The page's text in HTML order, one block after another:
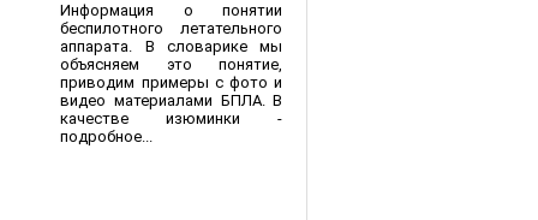
Информация о понятии
беспилотного летательного
аппарата. В словарике мы
объясняем это понятие,
приводим примеры с фото и
видео материалами БПЛА. В
качестве изюминки -
подробное...